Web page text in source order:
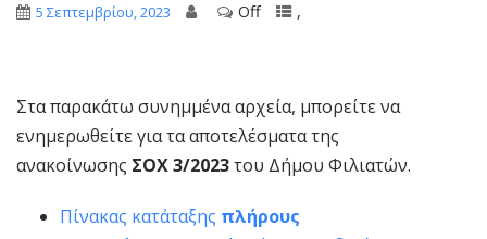
5 Σεπτεμβρίου, 2023 Off ,
Στα παρακάτω συνημμένα αρχεία, μπορείτε να
ενημερωθείτε για τα αποτελέσματα της
ανακοίνωσης ΣΟΧ 3/2023του Δήμου Φιλιατών.
Πίνακας κατάταξης πλήρους